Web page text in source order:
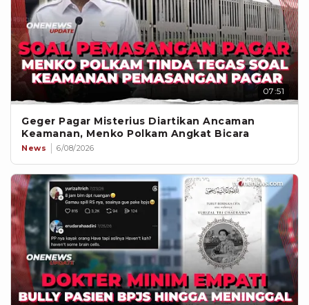
07:51
Geger Pagar Misterius Diartikan Ancaman
Keamanan, Menko Polkam Angkat Bicara
News 6/08/2026